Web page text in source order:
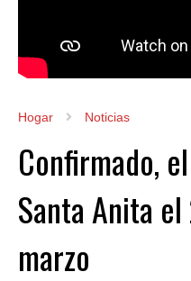
Hogar Noticias
Confirmado,
Santa Anita
marzo